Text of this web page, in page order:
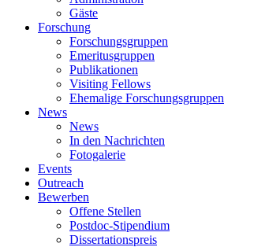
Gäste
Forschung
Forschungsgruppen
Emeritusgruppen
Publikationen
Visiting Fellows
Ehemalige Forschungsgruppen
News
News
In den Nachrichten
Fotogalerie
Events
Outreach
Bewerben
Offene Stellen
Postdoc-Stipendium
Dissertationspreis